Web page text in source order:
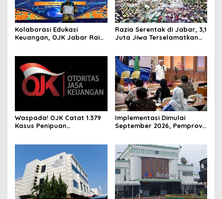
Kolaborasi Edukasi
Keuangan, OJK Jabar Raih
Razia Serentak di Jabar, 3,1
Juta Jiwa Terselamatkan
Waspada! OJK Catat 1.379
Kasus Penipuan
Implementasi Dimulai
September 2026, Pemprov